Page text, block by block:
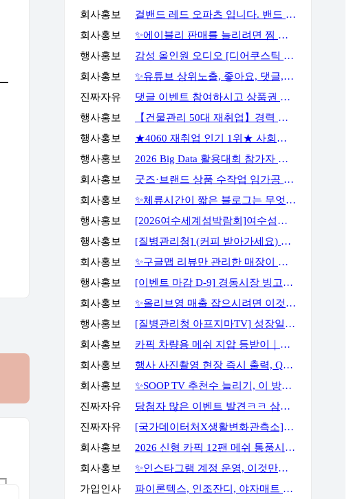
회사홍보
걸밴드 레드 오파츠 입니다. 밴드 필요하시면 언제든지 연락주세요
회사홍보
✨에이블리 판매를 늘리려면 찜 이후 구매 흐름까지 봐야 합니다✨
행사홍보
감성 올인원 오디오 [디어쿠스틱 알토] 최대 23% 할인
회사홍보
✨유튜브 상위노출, 좋아요, 댓글, 구독, 알림설정까지 관리하세요✨
진짜자유
댓글 이벤트 참여하시고 상품권 받아가세요!
행사홍보
【건물관리 50대 재취업】경력 없이 안전관리자 준비하는 방법
행사홍보
★4060 재취업 인기 1위★ 사회복지사 2급, 시험 없이 취득 하는 방법
행사홍보
2026 Big Data 활용대회 참가자 모집
회사홍보
굿즈·브랜드 상품 수작업 임가공 포장 전문 서비스, GOODSPACK (소량 포장 가능)
회사홍보
✨체류시간이 짧은 블로그는 무엇부터 바꿔야 할까요?✨
행사홍보
[2026여수세계섬박람회]여수섬바다 댄스 챌린지 EVENT
행사홍보
[질병관리청] (커피 받아가세요) 화영이의 성장일기 5화 OX 퀴즈 이벤트
회사홍보
✨구글맵 리뷰만 관리한 매장이 오래 버티지 못하는 이유✨
행사홍보
[이벤트 마감 D-9] 경동시장 빙고판 채우고 마사지기, 아이스크림 등 받아가세요!
회사홍보
✨올리브영 매출 잡으시려면 이것만큼은 꼭 알고 계셔야 합니다✨
행사홍보
[질병관리청 아프지마TV] 성장일기 5화 OX 퀴즈 이벤트
회사홍보
카픽 차량용 메쉬 지압 등받이｜운전할 때도, 사무실에서도 허리까지 편안하게
회사홍보
행사 사진촬영 현장 즉시 출력, QR사진으로 다운로드 가능까지
회사홍보
✨SOOP TV 추천수 늘리기, 이 방법으로 해결할 수 있습니다✨
진짜자유
당첨자 많은 이벤트 발견ㅋㅋ 삼성스토어 블로그 포스트 공유 이벤트
진짜자유
[국가데이터처X생활변화관측소] 구독·댓글 이벤트
회사홍보
2026 신형 카픽 12팬 메쉬 통풍시트｜차 안 더위와 답답함을 줄여주는 차량용 통풍시트
회사홍보
✨인스타그램 계정 운영, 이것만큼은 꼭 알고 시작하세요✨
가입인사
파이론텍스, 인조잔디, 야자매트 가장 저렴하게 공급합니다.